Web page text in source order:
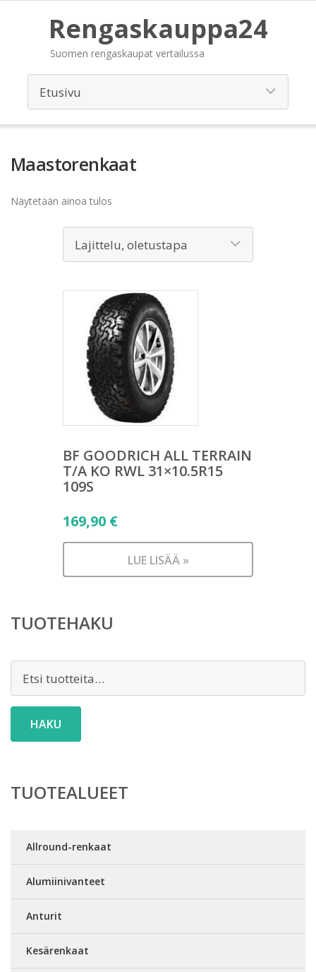
Rengaskauppa24
Suomen rengaskaupat vertailussa
Maastorenkaat
Näytetään ainoa tulos
BF GOODRICH ALL TERRAIN
T/A KO RWL 31×10.5R15
109S
169,90 €
LUE LISÄÄ »
TUOTEHAKU
HAKU
TUOTEALUEET
Allround-renkaat
Alumiinivanteet
Anturit
Kesärenkaat